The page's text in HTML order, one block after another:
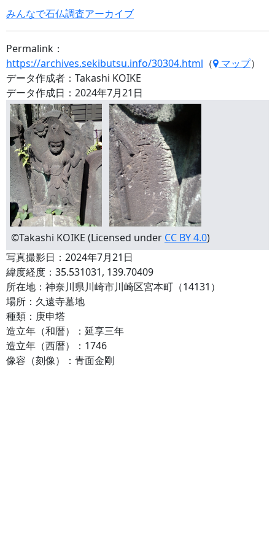
みんなで石仏調査アーカイブ
Permalink：
https://archives.sekibutsu.info/30304.html （ マップ）
データ作成者：Takashi KOIKE
データ作成日：2024年7月21日
©Takashi KOIKE (Licensed under CC BY 4.0)
写真撮影日：2024年7月21日
緯度経度：35.531031, 139.70409
所在地：神奈川県川崎市川崎区宮本町（14131）
場所：久遠寺墓地
種類：庚申塔
造立年（和暦）：延享三年
造立年（西暦）：1746
像容（刻像）：青面金剛